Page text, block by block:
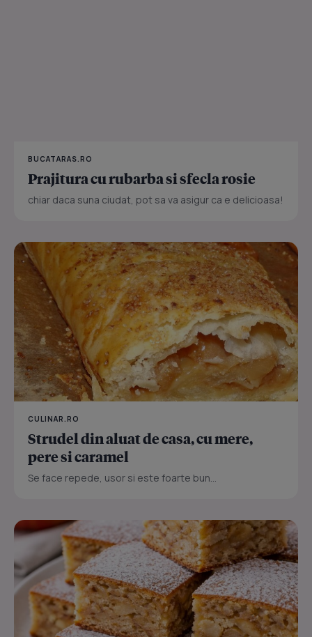
BUCATARAS.RO
Prajitura cu rubarba si sfecla rosie
chiar daca suna ciudat, pot sa va asigur ca e delicioasa!
CULINAR.RO
Strudel din aluat de casa, cu mere,
pere si caramel
Se face repede, usor si este foarte bun...